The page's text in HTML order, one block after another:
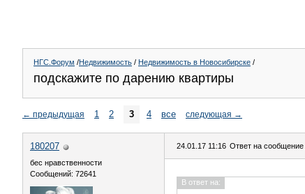
НГС.Форум /Недвижимость / Недвижимость в Новосибирске /
подскажите по дарению квартиры
← предыдущая 1 2 3 4 все следующая →
180207
бес нравственности
Сообщений: 72641
24.01.17 11:16 Ответ на сообщение
В ответ на: